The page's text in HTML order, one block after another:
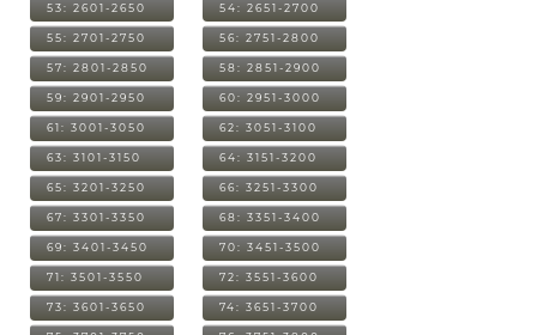
53: 2601-2650 54: 2651-2700
55: 2701-2750 56: 2751-2800
57: 2801-2850 58: 2851-2900
59: 2901-2950 60: 2951-3000
61: 3001-3050 62: 3051-3100
63: 3101-3150 64: 3151-3200
65: 3201-3250 66: 3251-3300
67: 3301-3350 68: 3351-3400
69: 3401-3450 70: 3451-3500
71: 3501-3550 72: 3551-3600
73: 3601-3650 74: 3651-3700